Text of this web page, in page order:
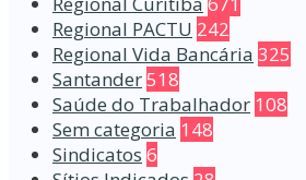
Regional PACTU 242
Regional Vida Bancária 325
Santander518
Saúde do Trabalhador 108
Sem categoria 148
Sindicatos 6